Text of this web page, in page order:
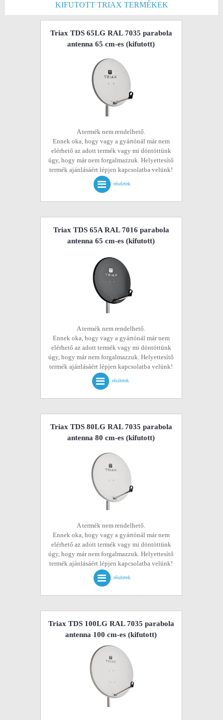
KIFUTOTT TRIAX TERMÉKEK
Triax TDS 65LG RAL 7035 parabola
antenna 65 cm-es(kifutott)
A termék nem rendelhető.
Ennek oka, hogy vagy a gyártónál már nem
elérhető az adott termék vagy mi döntöttünk
úgy, hogy már nem forgalmazzuk. Helyettesítő
termék ajánlásáért lépjen kapcsolatba velünk!
részletek
Triax TDS 65A RAL 7016 parabola
antenna 65 cm-es (kifutott)
A termék nem rendelhető.
Ennek oka, hogy vagy a gyártónál már nem
elérhető az adott termék vagy mi döntöttünk
úgy, hogy már nem forgalmazzuk. Helyettesítő
termék ajánlásáért lépjen kapcsolatba velünk!
részletek
Triax TDS 80LG RAL 7035 parabola
antenna 80 cm-es (kifutott)
A termék nem rendelhető.
Ennek oka, hogy vagy a gyártónál már nem
elérhető az adott termék vagy mi döntöttünk
úgy, hogy már nem forgalmazzuk. Helyettesítő
termék ajánlásáért lépjen kapcsolatba velünk!
részletek
Triax TDS 100LG RAL 7035 parabola
antenna 100 cm-es (kifutott)